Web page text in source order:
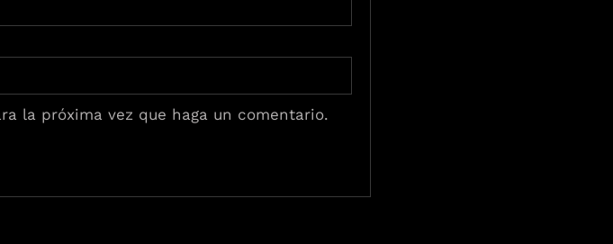
la próxima vez que haga un comentario.